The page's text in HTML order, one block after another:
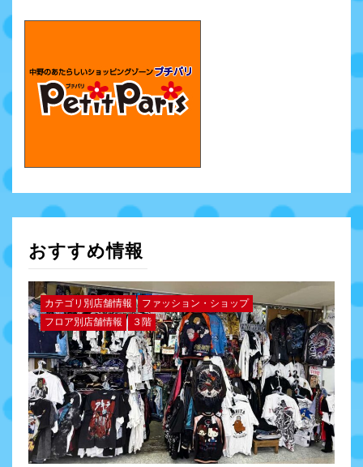
おすすめ情報
カテゴリ別店舗情報
ファッション・ショップ
フロア別店舗情報
３階